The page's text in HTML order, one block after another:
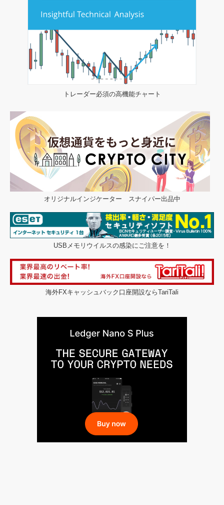
トレーダー必須の高機能チャート
オリジナルインジケーター スナイパー出品中
USBメモリウイルスの感染にご注意を！
海外FXキャッシュバック口座開設ならTariTali